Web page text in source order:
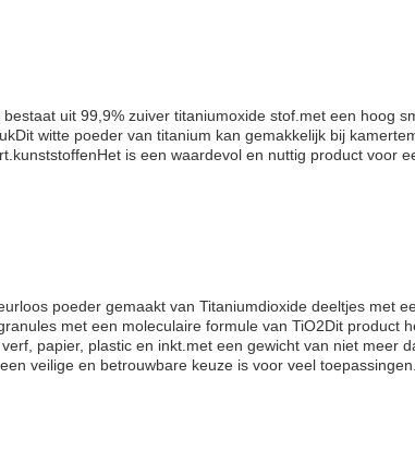
uit 99,9% zuiver titaniumoxide stof.met een hoog
witte poeder van titanium kan gemakkelijk bij
is een waardevol en nuttig product voor
poeder gemaakt van Titaniumdioxide deeltjes met
met een moleculaire formule van TiO2Dit product
papier, plastic en inkt.met een gewicht van niet meer
veilige en betrouwbare keuze is voor veel toepassingen.